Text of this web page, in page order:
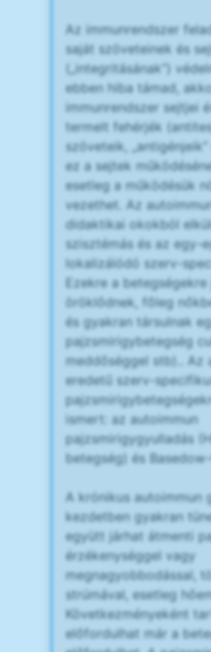
Az immunrendszer
saját szöveteinek és
(„integritásának”)
ebben hiba támad,
immunrendszer sejtjei
termelt fehérjék
szöveteik,
ez a sejtek
esetleg a működésük
vezethet. Az
didaktikai okokból
szisztémás és az egy-
lokalizálódó szerv-
Ezekre a
öröklődnek, főleg
és gyakran társulnak
pajzsmirigybetegség
meddőséggel stb).. Az
eredetű szerv-
ismert: az autoimmun
pajzsmirigygyulladás
betegség) és
A krónikus autoimmun
kezdetben gyakran
együtt járhat átmenti
érzékenységgel vagy
megnagyobbodással,
strúmával, esetleg
Következményeként
előfordulhat már a